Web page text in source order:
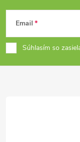
Z
á
p
Email
Súhlasím so